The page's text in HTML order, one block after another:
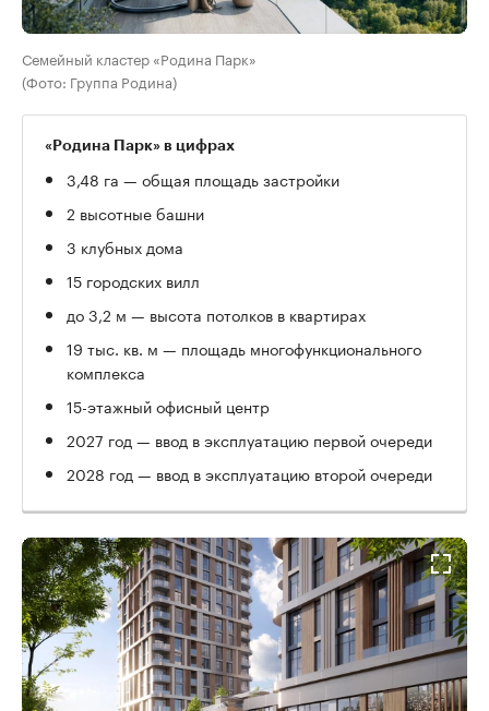
Семейный кластер «Родина Парк»
(Фото: Группа Родина)
«Родина Парк» в цифрах
3,48 га — общая площадь застройки
2 высотные башни
3 клубных дома
15 городских вилл
до 3,2 м — высота потолков в квартирах
19 тыс. кв. м — площадь многофункционального
комплекса
15-этажный офисный центр
2027 год — ввод в эксплуатацию первой очереди
2028 год — ввод в эксплуатацию второй очереди